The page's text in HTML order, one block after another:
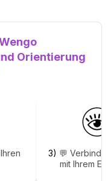
Orientierung
3) 💬
mit Ihrem